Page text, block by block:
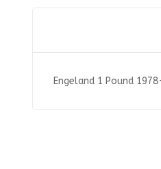
Engeland 1 Pound